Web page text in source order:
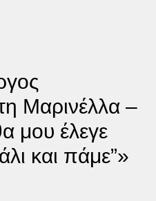
Μαρινέλλα –
μου έλεγε
και πάμε”»